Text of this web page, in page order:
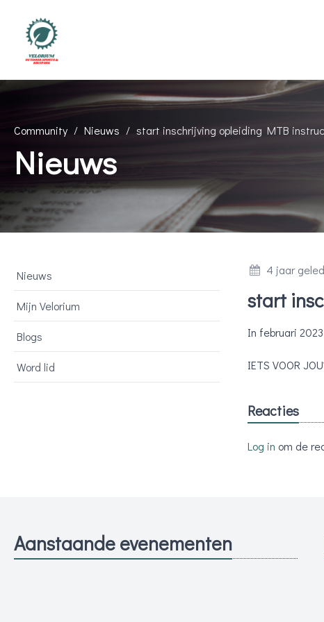
Community Nieuws start inschrijving opleiding MTB
Nieuws
Nieuws
Mijn Velorium
Blogs
Word lid
4 jaar
start
In februari
IETS VOOR
Reacties
Log in om de
Aanstaande evenementen